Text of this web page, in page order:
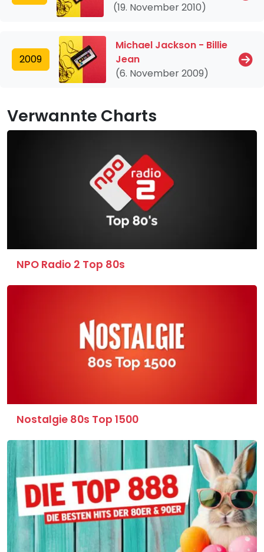
(19. November 2010)
2009
Michael Jackson - Billie
Jean
(6. November 2009)
Verwannte Charts
NPO Radio 2 Top 80s
Nostalgie 80s Top 1500